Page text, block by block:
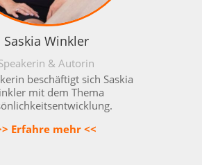
Saskia Winkler
& Autorin
beschäftigt sich Saskia
mit dem Thema
Erfahre mehr <<